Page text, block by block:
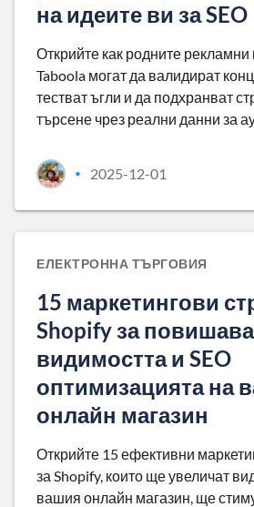
на идеите ви за SEO
Открийте как родните
Taboola могат да валидират
тестват ъгли и да подхранват
търсене чрез реални данни за
• 2025-12-01
ЕЛЕКТРОННА ТЪРГОВИЯ
15 маркетингови
Shopify за
видимостта и SEO
оптимизацията на
онлайн магазин
Открийте 15 ефективни
за Shopify, които ще увеличат
вашия онлайн магазин, ще